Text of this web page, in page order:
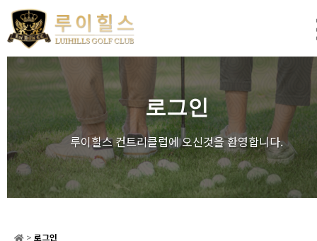
로그인
루이힐스 컨트리클럽에 오신것을 환영합니다.
> 로그인